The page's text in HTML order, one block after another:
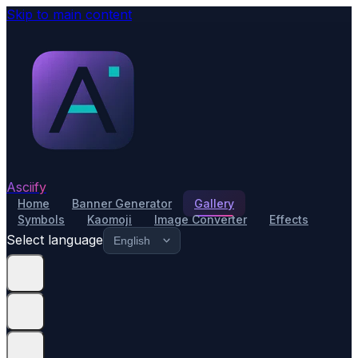
Skip to main content
Asciify
Home Banner Generator
Gallery
Symbols
Kaomoji Image Converter Effects
Select language